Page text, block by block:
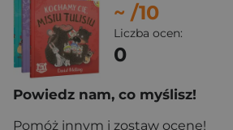
~ /10
Liczba ocen:
0
Powiedz nam, co myślisz!
Pomóż innym i zostaw ocenę!